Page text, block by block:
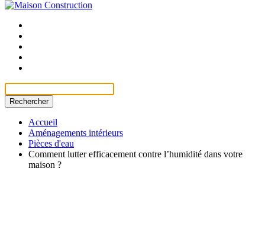
Rechercher
Accueil
Aménagements intérieurs
Pièces d'eau
Comment lutter efficacement contre l’humidité dans votre
maison ?